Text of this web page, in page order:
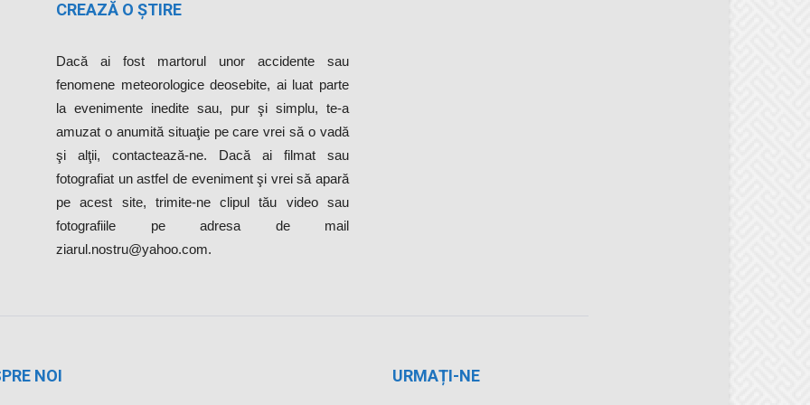
CREAZĂ O ȘTIRE
Dacă ai fost martorul unor accidente sau
fenomene meteorologice deosebite, ai luat parte
la evenimente inedite sau, pur şi simplu, te-a
amuzat o anumită situaţie pe care vrei să o vadă
şi alţii, contactează-ne. Dacă ai filmat sau
fotografiat un astfel de eveniment şi vrei să apară
pe acest site, trimite-ne clipul tău video sau
fotografiile pe adresa de mail
ziarul.nostru@yahoo.com.
NOI URMAȚI-NE